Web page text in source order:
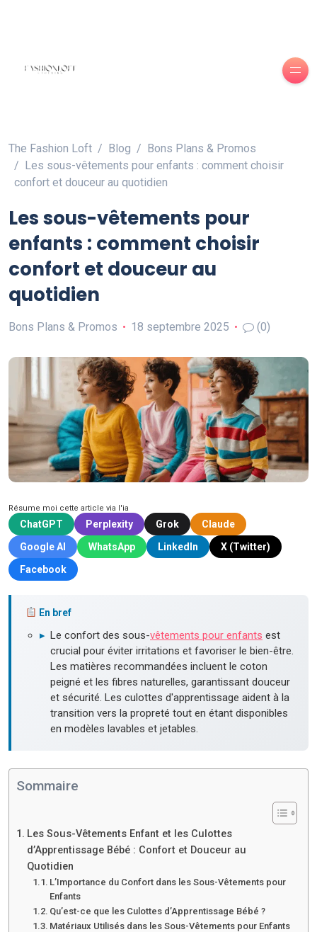
The Fashion Loft Blog
Bons Plans & Promos
Les sous-vêtements pour enfants : comment choisir
confort et douceur au quotidien
Les sous-vêtements pour
enfants : comment choisir
confort et douceur au
quotidien
Bons Plans & Promos 18 septembre 2025 (0)
Résume moi cette article via l'ia
ChatGPT Perplexity Grok
Claude
Google AI
WhatsApp LinkedIn
X (Twitter)
Facebook
En bref
▸ Le confort des sous-vêtements pour enfants est
crucial pour éviter irritations et favoriser le bien-être.
Les matières recommandées incluent le coton
peigné et les fibres naturelles, garantissant douceur
et sécurité. Les culottes d'apprentissage aident à la
transition vers la propreté tout en étant disponibles
en modèles lavables et jetables.
Sommaire
Les Sous-Vêtements Enfant et les Culottes
d’Apprentissage Bébé : Confort et Douceur au
Quotidien
L’Importance du Confort dans les Sous-Vêtements pour
Enfants
Qu’est-ce que les Culottes d’Apprentissage Bébé ?
Matériaux Utilisés dans les Sous-Vêtements pour Enfants